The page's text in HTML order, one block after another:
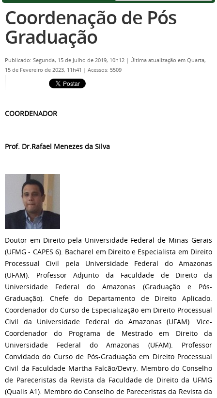
Coordenação de Pós
Graduação
Publicado: Segunda, 15 de Julho de 2019, 10h12 | Última atualização em Quarta,
15 de Fevereiro de 2023, 11h41 | Acessos: 5509
COORDENADOR
Prof. Dr.Rafael Menezes da Silva
Doutor em Direito pela Universidade Federal de Minas Gerais
(UFMG - CAPES 6). Bacharel em Direito e Especialista em Direito
Processual Civil pela Universidade Federal do Amazonas
(UFAM). Professor Adjunto da Faculdade de Direito da
Universidade Federal do Amazonas (Graduação e Pós-
Graduação). Chefe do Departamento de Direito Aplicado.
Coordenador do Curso de Especialização em Direito Processual
Civil da Universidade Federal do Amazonas (UFAM). Vice-
Coordenador do Programa de Mestrado em Direito da
Universidade Federal do Amazonas (UFAM). Professor
Convidado do Curso de Pós-Graduação em Direito Processual
Civil da Faculdade Martha Falcão/Devry. Membro do Conselho
de Pareceristas da Revista da Faculdade de Direito da UFMG
(Qualis A1). Membro do Conselho de Pareceristas da Revista da